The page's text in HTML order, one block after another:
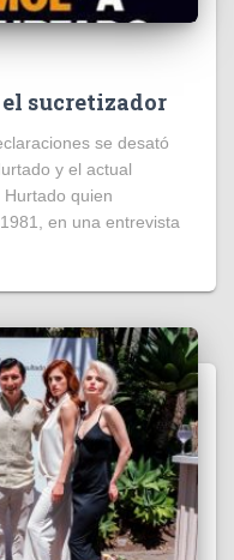
sucretizador
se desató
y el actual
quien
en una entrevista